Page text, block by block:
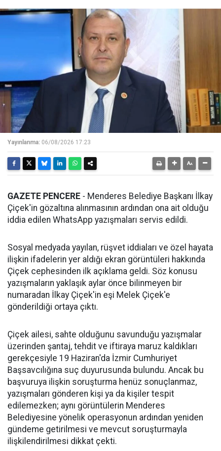
Yayınlanma: 06/08/2026 17:23
GAZETE PENCERE - Menderes Belediye Başkanı İlkay
Çiçek'in gözaltına alınmasının ardından ona ait olduğu
iddia edilen WhatsApp yazışmaları servis edildi.
Sosyal medyada yayılan, rüşvet iddiaları ve özel hayata
ilişkin ifadelerin yer aldığı ekran görüntüleri hakkında
Çiçek cephesinden ilk açıklama geldi. Söz konusu
yazışmaların yaklaşık aylar önce bilinmeyen bir
numaradan İlkay Çiçek'in eşi Melek Çiçek'e
gönderildiği ortaya çıktı.
Çiçek ailesi, sahte olduğunu savunduğu yazışmalar
üzerinden şantaj, tehdit ve iftiraya maruz kaldıkları
gerekçesiyle 19 Haziran'da İzmir Cumhuriyet
Başsavcılığına suç duyurusunda bulundu. Ancak bu
başvuruya ilişkin soruşturma henüz sonuçlanmaz,
yazışmaları gönderen kişi ya da kişiler tespit
edilemezken; aynı görüntülerin Menderes
Belediyesine yönelik operasyonun ardından yeniden
gündeme getirilmesi ve mevcut soruşturmayla
ilişkilendirilmesi dikkat çekti.